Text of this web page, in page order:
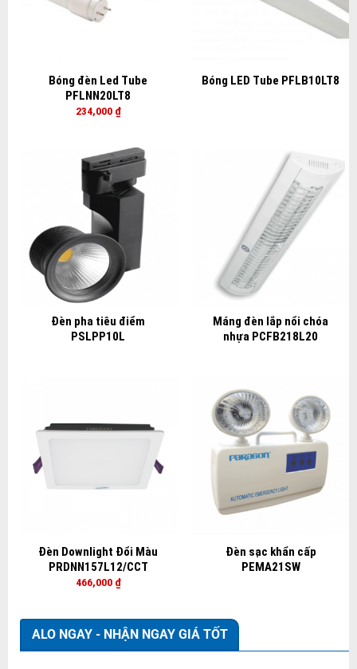
Bóng đèn Led Tube
PFLNN20LT8
234,000 ₫
Bóng LED Tube PFLB10LT8
Đèn pha tiêu điểm
PSLPP10L
Máng đèn lắp nổi chóa
nhựa PCFB218L20
Đèn Downlight Đổi Màu
PRDNN157L12/CCT
466,000 ₫
Đèn sạc khẩn cấp
PEMA21SW
ALO NGAY - NHẬN NGAY GIÁ TỐT